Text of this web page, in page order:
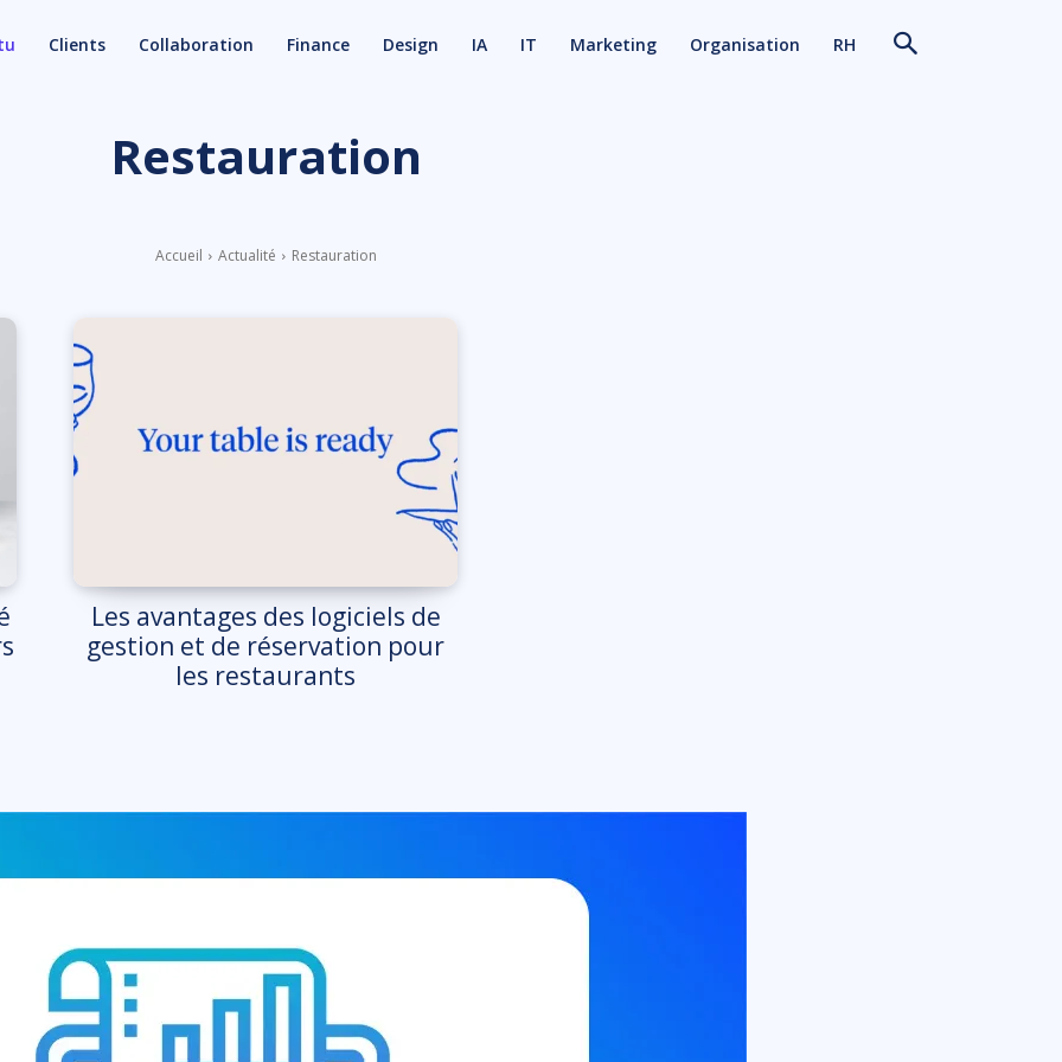
Clients Collaboration Finance Design IA IT Marketing Organisation RH
Restauration
Accueil Actualité Restauration
Les avantages des logiciels de
gestion et de réservation pour
les restaurants